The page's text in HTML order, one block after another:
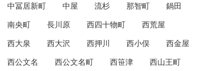
中冨居新町
中屋 流杉 那智町
鍋田
南央町
長川原 西四十物町
西荒屋
西大泉
西大沢 西押川 西小俣
西金屋
西公文名
西公文名町 西笹津
西山王町